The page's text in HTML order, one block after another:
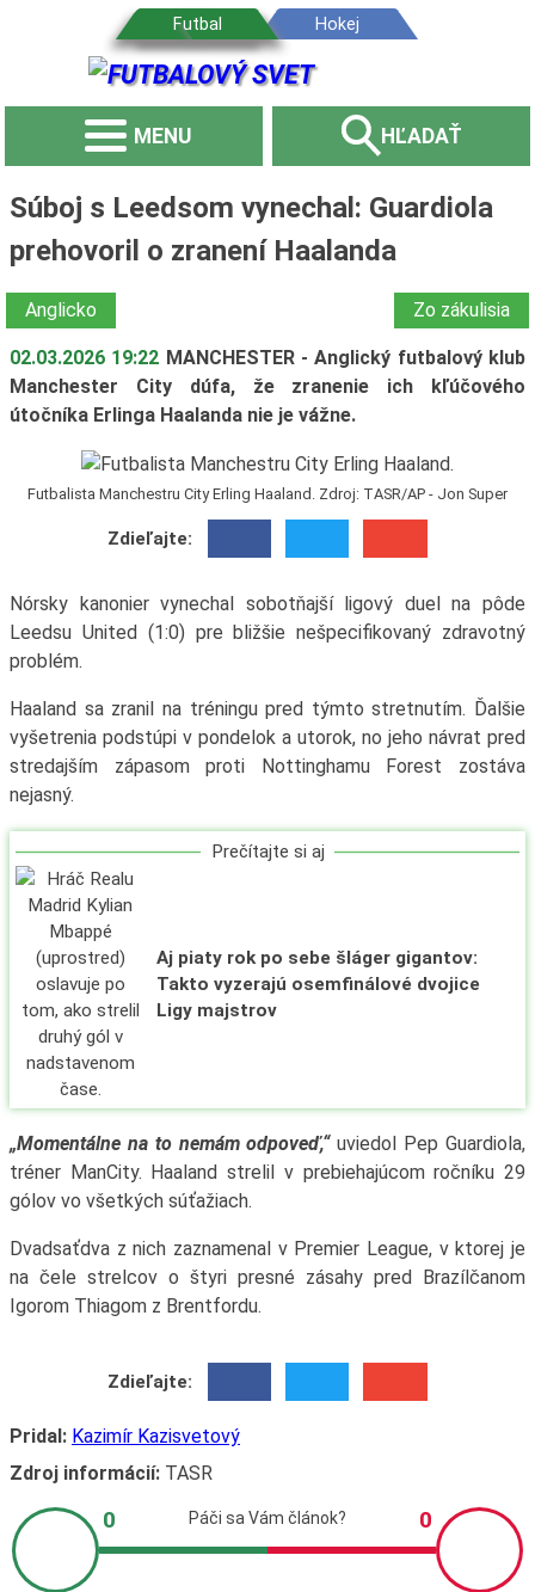
MENU HĽADAŤ
Súboj s Leedsom vynechal: Guardiola
prehovoril o zranení Haalanda
Anglicko Zo zákulisia
02.03.2026 19:22 MANCHESTER - Anglický futbalový klub
Manchester City dúfa, že zranenie ich kľúčového
útočníka Erlinga Haalanda nie je vážne.
Futbalista Manchestru City Erling Haaland. Zdroj: TASR/AP - Jon Super
Zdieľajte:
Nórsky kanonier vynechal sobotňajší ligový duel na pôde
Leedsu United (1:0) pre bližšie nešpecifikovaný zdravotný
problém.
Haaland sa zranil na tréningu pred týmto stretnutím. Ďalšie
vyšetrenia podstúpi v pondelok a utorok, no jeho návrat pred
stredajším zápasom proti Nottinghamu Forest zostáva
nejasný.
Prečítajte si aj
Aj piaty rok po sebe šláger gigantov:
Takto vyzerajú osemfinálové dvojice
Ligy majstrov
„Momentálne na to nemám odpoveď,“uviedol Pep Guardiola,
tréner ManCity. Haaland strelil v prebiehajúcom ročníku 29
gólov vo všetkých súťažiach.
Dvadsaťdva z nich zaznamenal v Premier League, v ktorej je
na čele strelcov o štyri presné zásahy pred Brazílčanom
Igorom Thiagom z Brentfordu.
Zdieľajte:
Pridal: Kazimír Kazisvetový
Zdroj informácií:TASR